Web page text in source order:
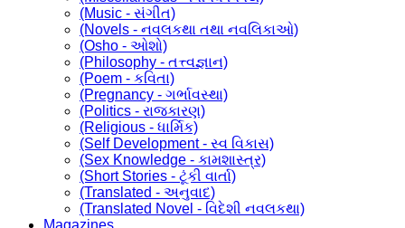
(Music - સંગીત)
(Novels - નવલકથા તથા નવલિકાઓ)
(Osho - ઓશો)
(Philosophy - તત્ત્વજ્ઞાન)
(Poem - કવિતા)
(Pregnancy - ગર્ભાવસ્થા)
(Politics - રાજકારણ)
(Religious - ધાર્મિક)
(Self Development - સ્વ વિકાસ)
(Sex Knowledge - કામશાસ્ત્ર)
(Short Stories - ટૂંકી વાર્તા)
(Translated - અનુવાદ)
(Translated Novel - વિદેશી નવલકથા)
Magazines